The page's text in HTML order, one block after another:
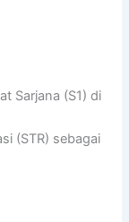
Sarjana (S1) di
(STR) sebagai